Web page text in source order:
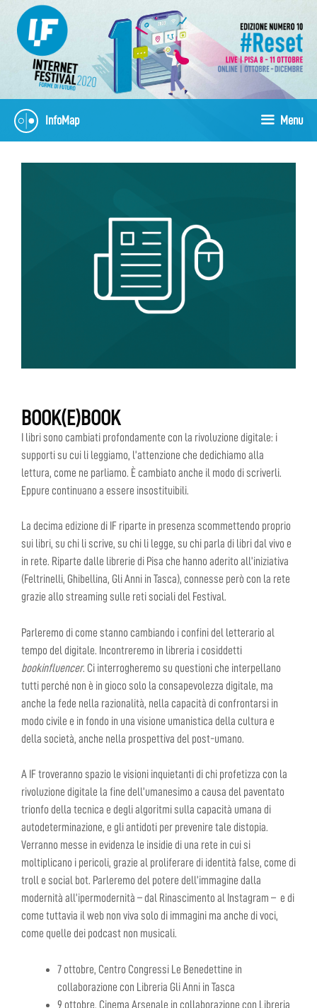
contenuto
InfoMap Menu
BOOK(E)BOOK
I libri sono cambiati profondamente con la rivoluzione digitale: i
supporti su cui li leggiamo, l’attenzione che dedichiamo alla
lettura, come ne parliamo. È cambiato anche il modo di scriverli.
Eppure continuano a essere insostituibili.
La decima edizione di IF riparte in presenza scommettendo proprio
sui libri, su chi li scrive, su chi li legge, su chi parla di libri dal vivo e
in rete. Riparte dalle librerie di Pisa che hanno aderito all’iniziativa
(Feltrinelli, Ghibellina, Gli Anni in Tasca), connesse però con la rete
grazie allo streaming sulle reti sociali del Festival.
Parleremo di come stanno cambiando i confini del letterario al
tempo del digitale. Incontreremo in libreria i cosiddetti
bookinfluencer. Ci interrogheremo su questioni che interpellano
tutti perché non è in gioco solo la consapevolezza digitale, ma
anche la fede nella razionalità, nella capacità di confrontarsi in
modo civile e in fondo in una visione umanistica della cultura e
della società, anche nella prospettiva del post-umano.
A IF troveranno spazio le visioni inquietanti di chi profetizza con la
rivoluzione digitale la fine dell’umanesimo a causa del paventato
trionfo della tecnica e degli algoritmi sulla capacità umana di
autodeterminazione, e gli antidoti per prevenire tale distopia.
Verranno messe in evidenza le insidie di una rete in cui si
moltiplicano i pericoli, grazie al proliferare di identità false, come di
troll e social bot. Parleremo del potere dell’immagine dalla
modernità all’ipermodernità – dal Rinascimento al Instagram – e di
come tuttavia il web non viva solo di immagini ma anche di voci,
come quelle dei podcast non musicali.
7 ottobre, Centro Congressi Le Benedettine in
collaborazione con Libreria Gli Anni in Tasca
9 ottobre, Cinema Arsenale in collaborazione con Libreria